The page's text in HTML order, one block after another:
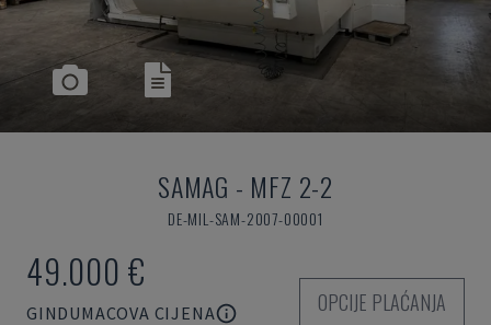
SAMAG - MFZ 2-2
DE-MIL-SAM-2007-00001
49.000 €
GINDUMACOVA CIJENA
OPCIJE PLAĆANJA